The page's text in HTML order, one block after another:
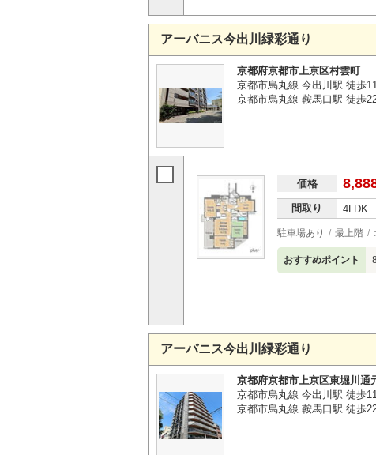
アーバニス今出川緑彩通り
京都府京都市上京区村雲町
京都市烏丸線 今出川駅 徒歩
京都市烏丸線 鞍馬口駅 徒歩
価格
間取り 4LDK
駐車場あり 最上階
おすすめポイント
アーバニス今出川緑彩通り
京都府京都市上京区東堀川通
京都市烏丸線 今出川駅 徒歩
京都市烏丸線 鞍馬口駅 徒歩